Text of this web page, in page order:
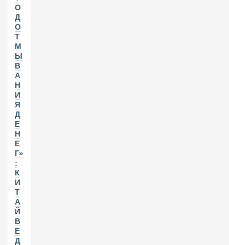
О
Д
О
Т
М
Ы
В
А
Н
И
Я
Д
Е
Н
Е
Г»
:
К
И
Т
А
Й
В
Е
Д